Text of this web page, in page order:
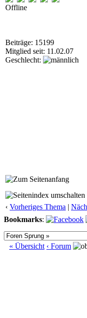
Offline
Beiträge: 15199
Mitglied seit: 11.02.07
Geschlecht:
‹ Vorheriges Thema |
Bookmarks:
« Übersicht ‹ Forum